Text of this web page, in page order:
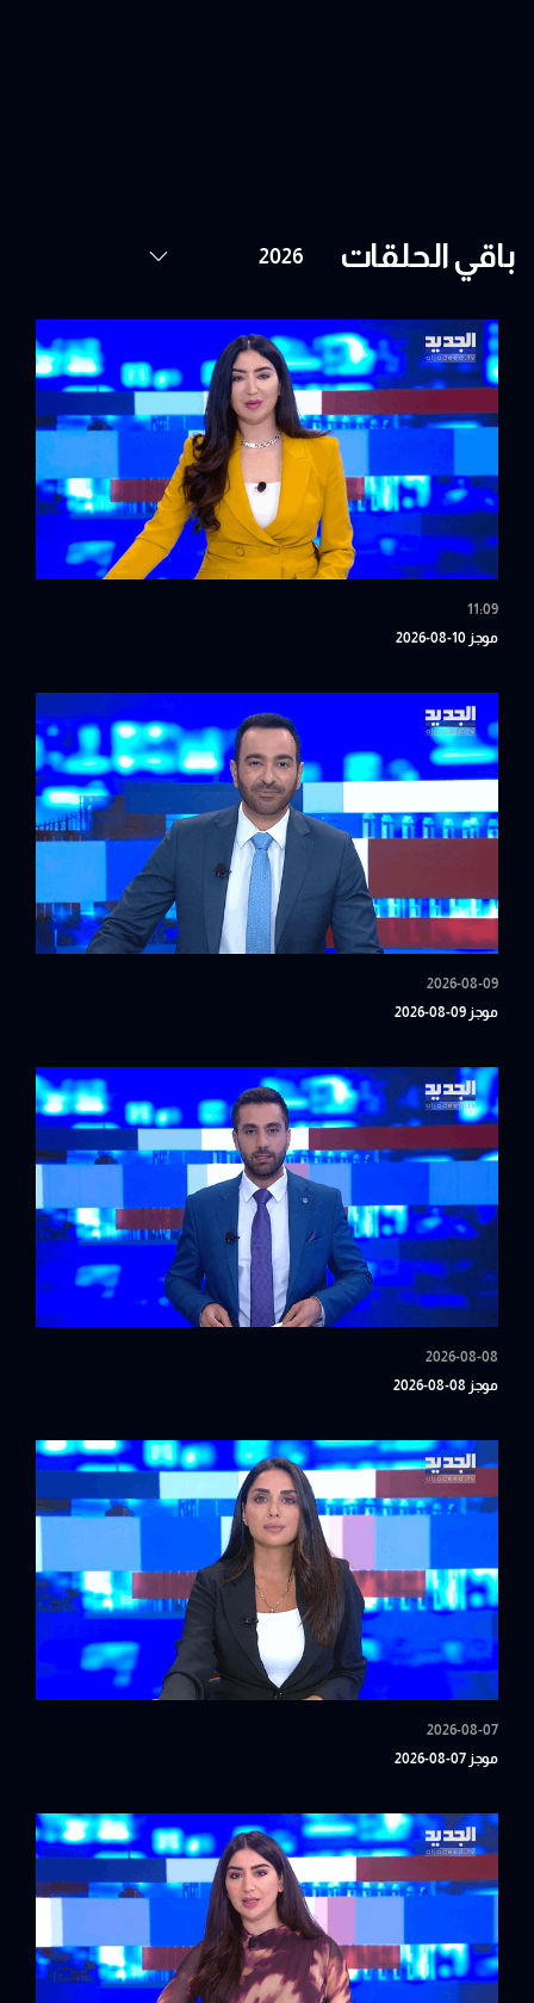
باقي الحلقات
11:09
موجز 10-08-2026
2026-08-09
موجز 09-08-2026
2026-08-08
موجز 08-08-2026
2026-08-07
موجز 07-08-2026